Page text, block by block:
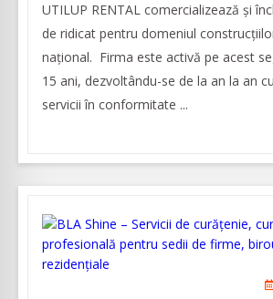
UTILUP RENTAL comercializează și
de ridicat pentru domeniul
național. Firma este activă pe acest
15 ani, dezvoltându-se de la an la an
servicii în conformitate ...